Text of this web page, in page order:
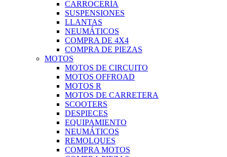
CARROCERÍA
SUSPENSIONES
LLANTAS
NEUMÁTICOS
COMPRA DE 4X4
COMPRA DE PIEZAS
MOTOS
MOTOS DE CIRCUITO
MOTOS OFFROAD
MOTOS R
MOTOS DE CARRETERA
SCOOTERS
DESPIECES
EQUIPAMIENTO
NEUMÁTICOS
REMOLQUES
COMPRA MOTOS